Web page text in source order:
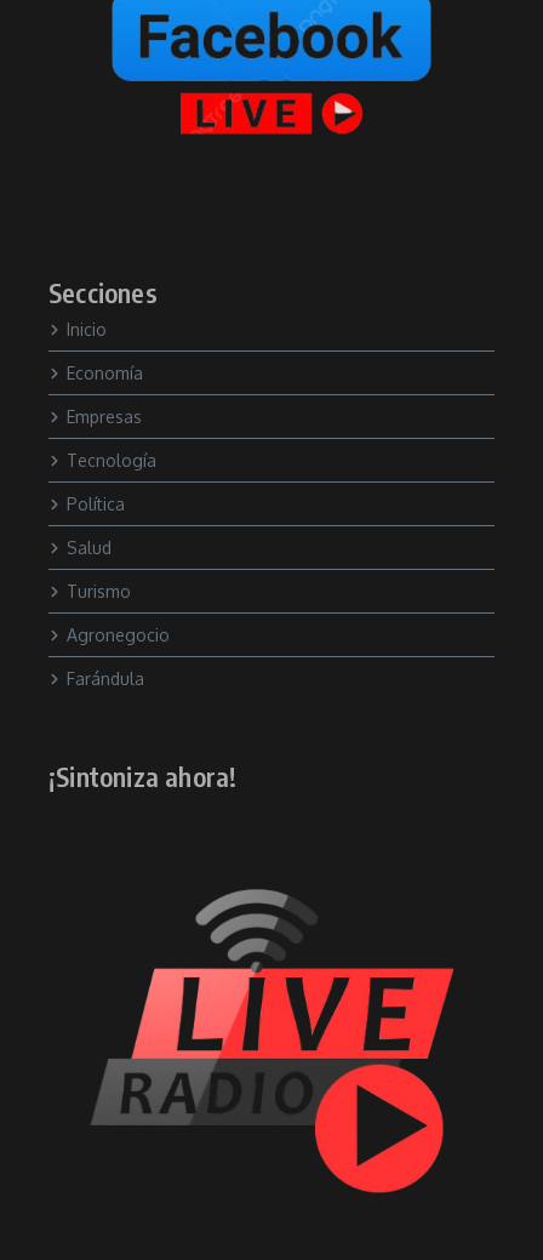
Secciones
Inicio
Economía
Empresas
Tecnología
Política
Salud
Turismo
Agronegocio
Farándula
¡Sintoniza ahora!